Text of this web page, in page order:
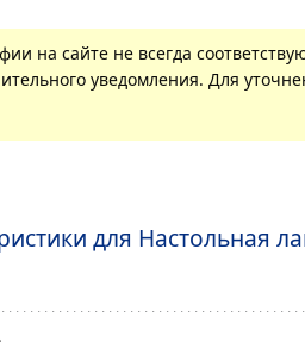
на сайте не всегда
уведомления. Для
для Настольная